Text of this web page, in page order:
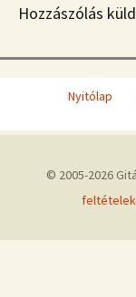
Hozzászólás
Nyitólap
© 2005-2026
feltételek